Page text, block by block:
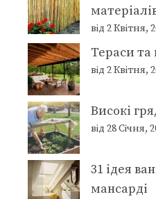
від 2 Квітня,
Тераси та
від 2 Квітня,
Високі
від 28 Січня,
31 ідея
мансарді